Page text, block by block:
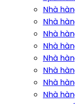
Nhà
Nhà
Nhà
Nhà
Nhà
Nhà
Nhà
Nhà